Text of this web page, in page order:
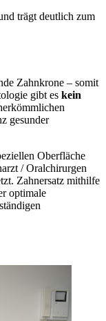
trägt deutlich zum
Zahnkrone – somit
gibt es kein
gesunder
Oberfläche
/ Oralchirurgen
Zahnersatz mithilfe
optimale